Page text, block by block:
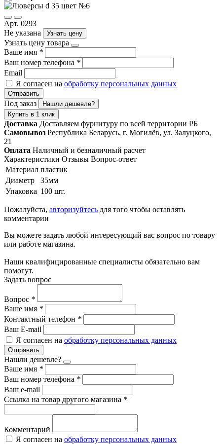
Арт. 0293
Не указана
Узнать цену
Узнать цену товара
Ваше имя *
Ваш номер телефона *
Email
Я согласен на обработку персональных данных
Отправить
Под заказ
Нашли дешевле?
Купить в 1 клик
Доставка Доставляем фурнитуру по всей территории РБ
Самовывоз Республика Беларусь, г. Могилёв, ул. Залуцкого,
21
Оплата Наличный и безналичный расчет
Характеристики Отзывы Вопрос-ответ
Материал пластик
Диаметр
35мм
Упаковка 100 шт.
Пожалуйста, авторизуйтесь для того чтобы оставлять
комментарии
Вы можете задать любой интересующий вас вопрос по товару
или работе магазина.
Наши квалифицированные специалисты обязательно вам
помогут.
Задать вопрос
Вопрос *
Ваше имя *
Контактный телефон *
Ваш E-mail
Я согласен на обработку персональных данных
Отправить
Нашли дешевле?
Ваше имя *
Ваш номер телефона *
Ваш e-mail
Ссылка на товар другого магазина *
Комментарий
Я согласен на обработку персональных данных